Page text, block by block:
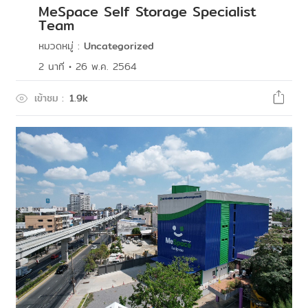
MeSpace Self Storage Specialist
Team
หมวดหมู่ : Uncategorized
2 นาที • 26 พ.ค. 2564
เข้าชม : 1.9k